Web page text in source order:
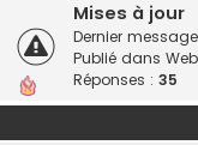
Mises à jour
Dernier
Publié dans
Réponses : 35